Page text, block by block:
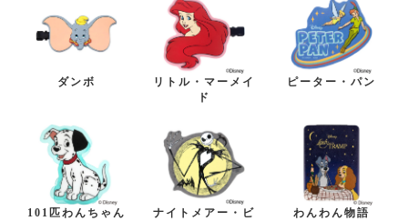
ダンボ
リトル・マーメイ
ド
ピーター・パン
101匹わんちゃん
ナイトメアー・ビ
わんわん物語